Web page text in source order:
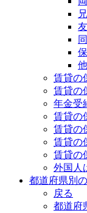
賃貸の
賃貸の
年金受
賃貸の
賃貸の
賃貸の
賃貸の
外国人
都道府県別
戻る
都道府